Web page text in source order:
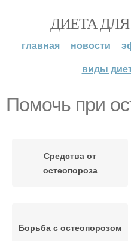
ДИЕТА
главная новости
виды
Помочь при
Средства от
остеопороза
Борьба с остеопорозом